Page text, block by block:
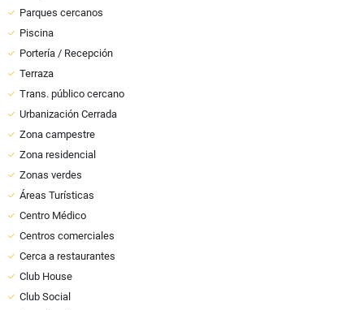
Parques cercanos
Piscina
Portería / Recepción
Terraza
Trans. público cercano
Urbanización Cerrada
Zona campestre
Zona residencial
Zonas verdes
Áreas Turísticas
Centro Médico
Centros comerciales
Cerca a restaurantes
Club House
Club Social